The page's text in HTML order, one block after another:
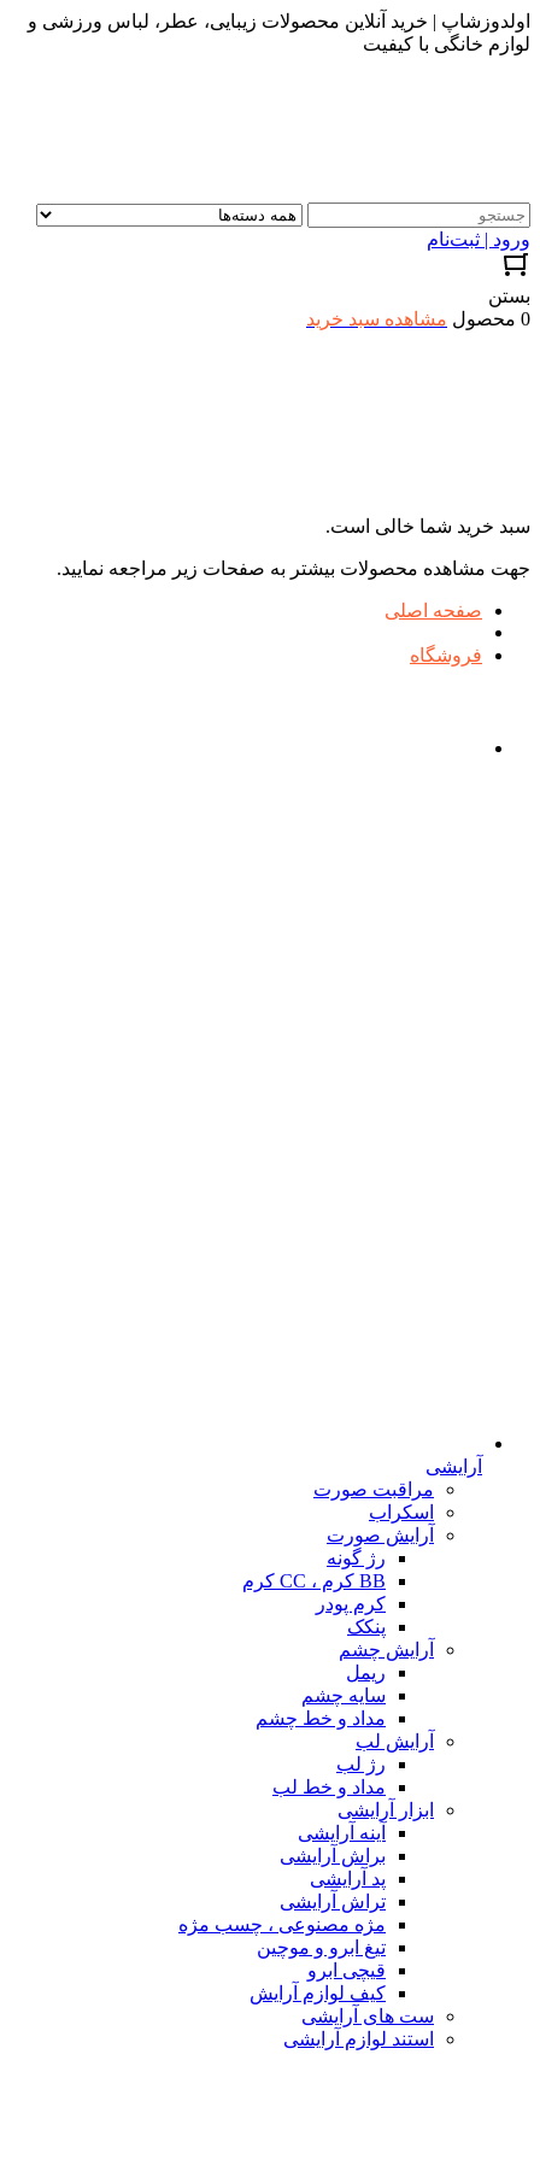
اولدوزشاپ | خرید آنلاین محصولات زیبایی، عطر، لباس ورزشی و
لوازم خانگی با کیفیت
ورود | ثبت‌نام
بستن
0 محصول
مشاهده سبد خرید
سبد خرید شما خالی است.
جهت مشاهده محصولات بیشتر به صفحات زیر مراجعه نمایید.
صفحه اصلی
فروشگاه
آرایشی
مراقبت صورت
اسکراب
آرایش صورت
رژ گونه
BB کرم ، CC کرم
کرم پودر
پنکک
آرایش چشم
ریمل
سایه چشم
مداد و خط چشم
آرایش لب
رژ لب
مداد و خط لب
ابزار آرایشی
آینه آرایشی
براش آرایشی
پد آرایشی
تراش آرایشی
مژه مصنوعی ، چسب مژه
تیغ ابرو و موچین
قیچی ابرو
کیف لوازم آرایش
ست های آرایشی
استند لوازم آرایشی